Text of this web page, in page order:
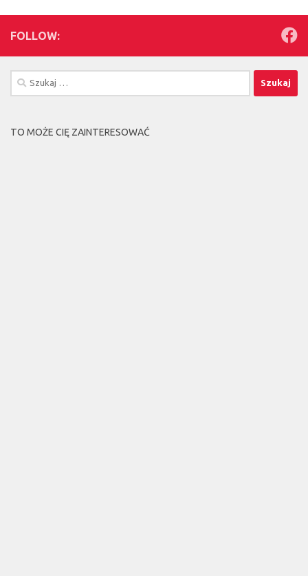
FOLLOW:
Szukaj:
TO MOŻE CIĘ ZAINTERESOWAĆ